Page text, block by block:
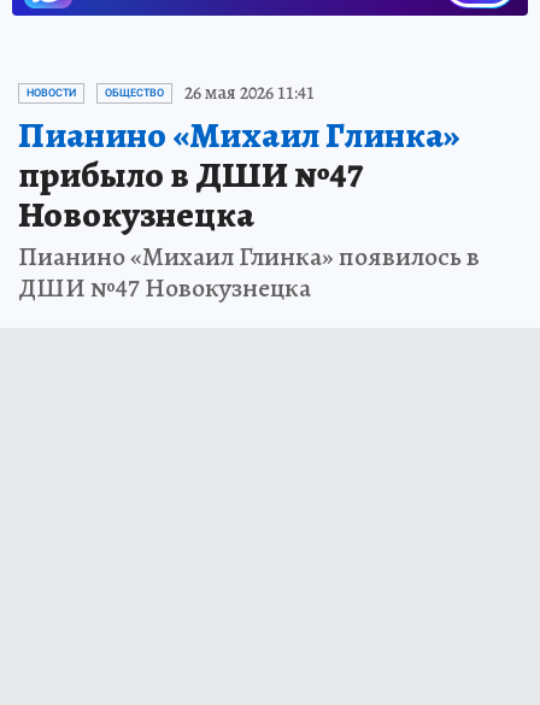
НОВОСТИ ОБЩЕСТВО 26 мая 2026 11:41
Пианино «Михаил Глинка»
прибыло в ДШИ №47
Новокузнецка
Пианино «Михаил Глинка» появилось в
ДШИ №47 Новокузнецка